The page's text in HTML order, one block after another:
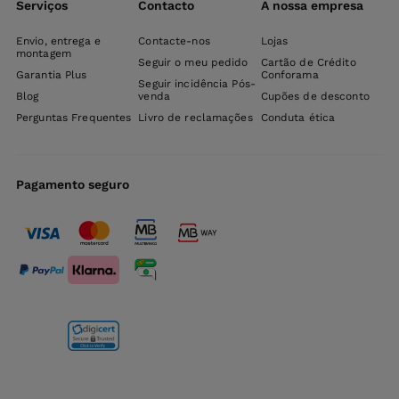
Serviços
Envio, entrega e
montagem
Garantia Plus
Blog
Perguntas Frequentes
Contacto
Contacte-nos
Seguir o meu pedido
Seguir incidência Pós-
venda
Livro de reclamações
A nossa empresa
Lojas
Cartão de Crédito
Conforama
Cupões de desconto
Conduta ética
Pagamento seguro